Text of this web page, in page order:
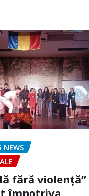
NEWS
fără violență”
împotriva